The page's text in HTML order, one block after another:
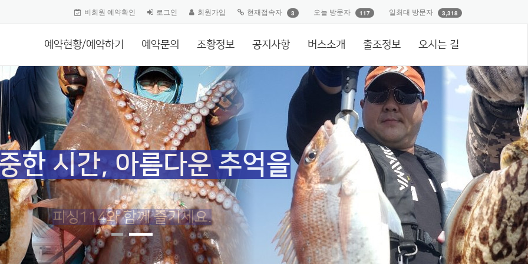
비회원 예약확인 로그인 회원가입 현재접속자 3 오늘 방문자 117 일최대 방문자 3,318
예약현황/예약하기 예약문의 조황정보 공지사항 버스소개 출조정보 오시는 길
한 시간, 아름다운 추억을
피싱114와 함께 즐기세요.